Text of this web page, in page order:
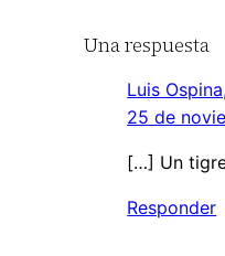
Una respuesta
Luis
25 de
[…] Un
Responder